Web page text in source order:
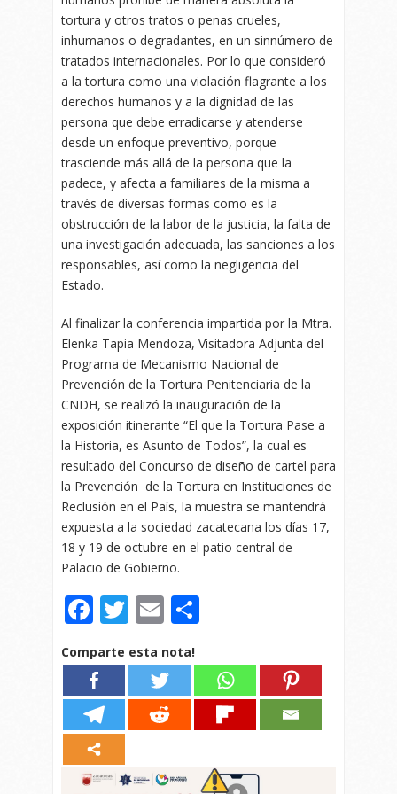
tortura y otros tratos o penas crueles,
inhumanos o degradantes, en un sinnúmero de
tratados internacionales. Por lo que consideró
a la tortura como una violación flagrante a los
derechos humanos y a la dignidad de las
persona que debe erradicarse y atenderse
desde un enfoque preventivo, porque
trasciende más allá de la persona que la
padece, y afecta a familiares de la misma a
través de diversas formas como es la
obstrucción de la labor de la justicia, la falta de
una investigación adecuada, las sanciones a los
responsables, así como la negligencia del
Estado.
Al finalizar la conferencia impartida por la Mtra.
Elenka Tapia Mendoza, Visitadora Adjunta del
Programa de Mecanismo Nacional de
Prevención de la Tortura Penitenciaria de la
CNDH, se realizó la inauguración de la
exposición itinerante “El que la Tortura Pase a
la Historia, es Asunto de Todos”, la cual es
resultado del Concurso de diseño de cartel para
la Prevención de la Tortura en Instituciones de
Reclusión en el País, la muestra se mantendrá
expuesta a la sociedad zacatecana los días 17,
18 y 19 de octubre en el patio central de
Palacio de Gobierno.
Facebook
Twitter
Email
Comparte esta nota!